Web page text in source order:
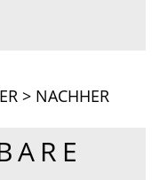
> NACHHER